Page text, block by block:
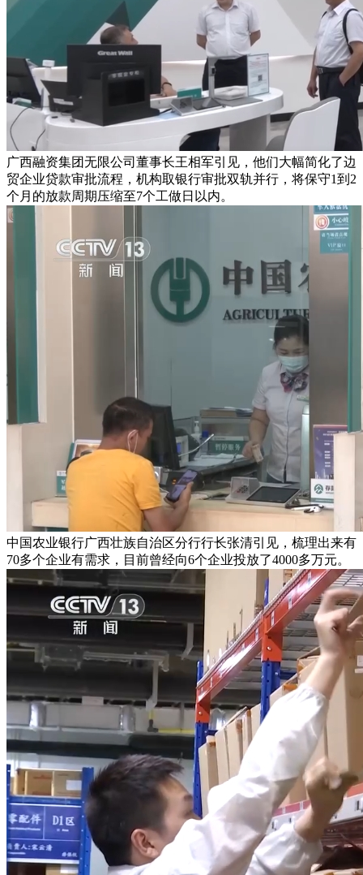
广西融资集团无限公司董事长王相军引见，他们大幅简化了边
贸企业贷款审批流程，机构取银行审批双轨并行，将保守1到2
个月的放款周期压缩至7个工做日以内。
中国农业银行广西壮族自治区分行行长张清引见，梳理出来有
70多个企业有需求，目前曾经向6个企业投放了4000多万元。